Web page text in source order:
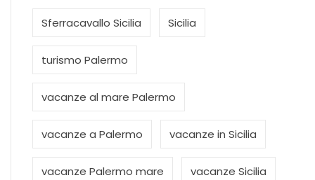
Sferracavallo Sicilia Sicilia
turismo Palermo
vacanze al mare Palermo
vacanze a Palermo vacanze in Sicilia
vacanze Palermo mare vacanze Sicilia